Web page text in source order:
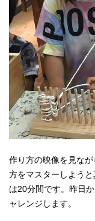
作り方の映像を見な
方をマスターしよう
は20分間です。昨日
ャレンジします。